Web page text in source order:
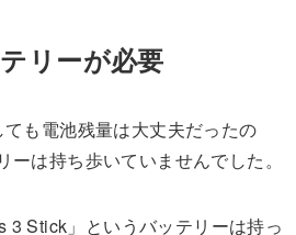
リーが必要
も電池残量は大丈夫だったの
ーは持ち歩いていませんでした。
3 Stick」というバッテリーは持っ